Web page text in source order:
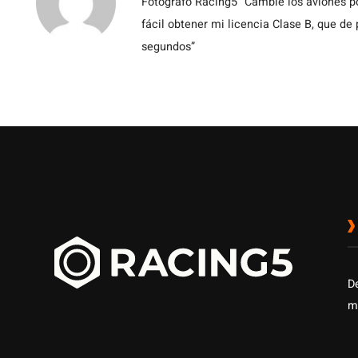
fácil obtener mi licencia Clase B, que
segundos”